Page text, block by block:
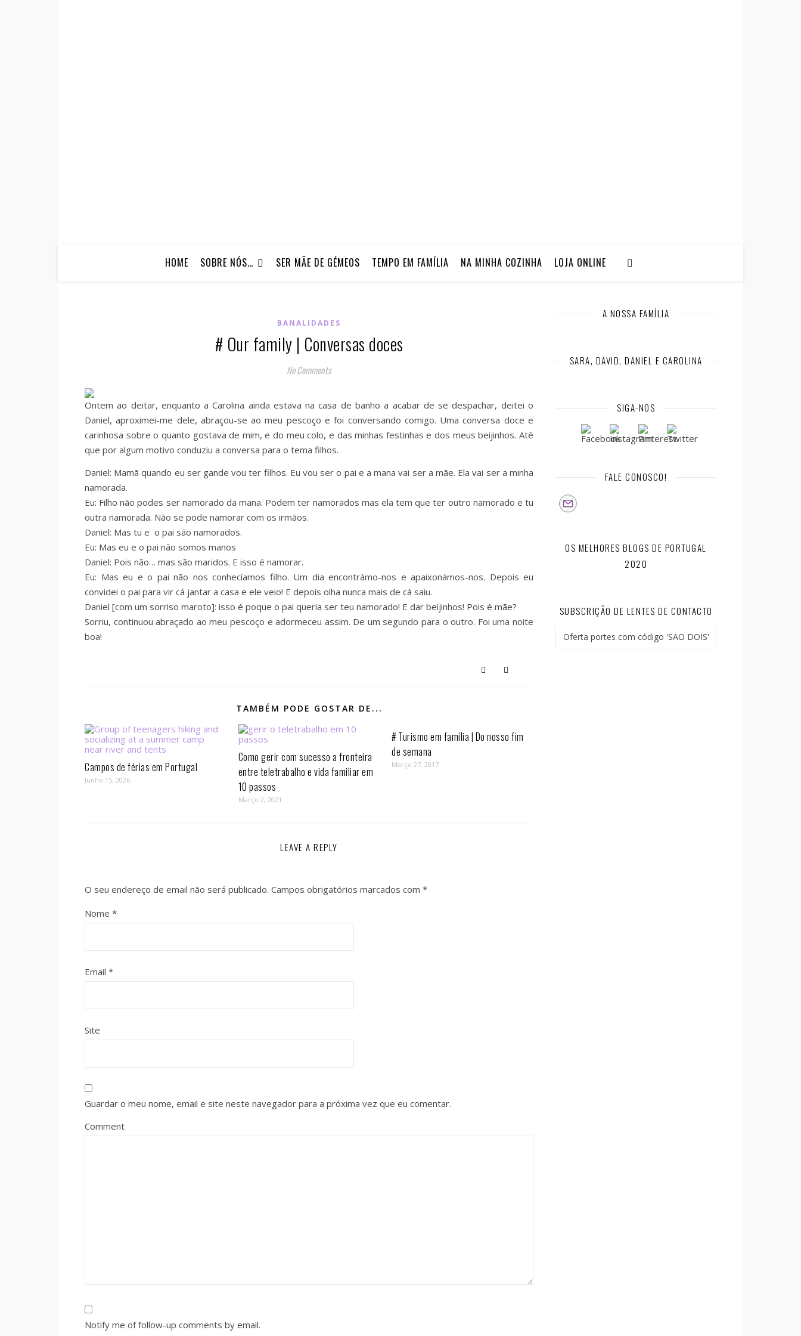
HOME SOBRE NÓS… SER MÃE DE GÉMEOS TEMPO EM FAMÍLIA NA MINHA COZINHA LOJA ONLINE
BANALIDADES
# Our family | Conversas doces
No Comments
Ontem ao deitar, enquanto a Carolina ainda estava na casa de banho a acabar de se despachar, deitei o
Daniel, aproximei-me dele, abraçou-se ao meu pescoço e foi conversando comigo. Uma conversa doce e
carinhosa sobre o quanto gostava de mim, e do meu colo, e das minhas festinhas e dos meus beijinhos. Até
que por algum motivo conduziu a conversa para o tema filhos.
Daniel: Mamã quando eu ser gande vou ter filhos. Eu vou ser o pai e a mana vai ser a mãe. Ela vai ser a minha
namorada.
Eu: Filho não podes ser namorado da mana. Podem ter namorados mas ela tem que ter outro namorado e tu
outra namorada. Não se pode namorar com os irmãos.
Daniel: Mas tu e o pai são namorados.
Eu: Mas eu e o pai não somos manos
Daniel: Pois não… mas são maridos. E isso é namorar.
Eu: Mas eu e o pai não nos conhecíamos filho. Um dia encontrámo-nos e apaixonámos-nos. Depois eu
convidei o pai para vir cá jantar a casa e ele veio! E depois olha nunca mais de cá saiu.
Daniel [com um sorriso maroto]: isso é poque o pai queria ser teu namorado! E dar beijinhos! Pois é mãe?
Sorriu, continuou abraçado ao meu pescoço e adormeceu assim. De um segundo para o outro. Foi uma noite
boa!
TAMBÉM PODE GOSTAR DE...
Campos de férias em Portugal
Junho 15, 2026
Como gerir com sucesso a fronteira
entre teletrabalho e vida familiar em
10 passos⁣
Março 2, 2021
# Turismo em família | Do nosso fim
de semana
Março 27, 2017
LEAVE A REPLY
O seu endereço de email não será publicado. Campos obrigatórios marcados com *
Nome *
Email *
Site
Guardar o meu nome, email e site neste navegador para a próxima vez que eu comentar.
Comment
Notify me of follow-up comments by email.
A NOSSA FAMÍLIA
SARA, DAVID, DANIEL E CAROLINA
SIGA-NOS
FALE CONOSCO!
OS MELHORES BLOGS DE PORTUGAL
2020
SUBSCRIÇÃO DE LENTES DE CONTACTO
Oferta portes com código 'SAO DOIS'